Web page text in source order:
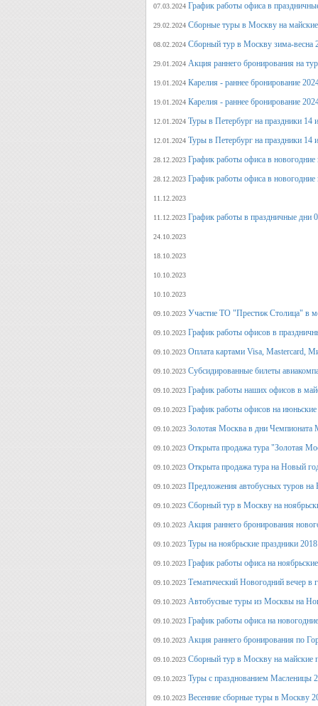
07.03.2024 График работы офиса в
29.02.2024 Сборные туры в Москву на
08.02.2024 Сборный тур в Москву зима-весна
29.01.2024 Акция раннего бронирования на
19.01.2024 Карелия - раннее бронирование
19.01.2024 Карелия - раннее бронирование
12.01.2024 Туры в Петербург на праздники 14
12.01.2024 Туры в Петербург на праздники 14
28.12.2023 График работы офиса в новогодние
28.12.2023 График работы офиса в новогодние
11.12.2023
11.12.2023 График работы в праздничные дни
24.10.2023
18.10.2023
10.10.2023
10.10.2023
09.10.2023 Участие ТО "Престиж Столица" в
09.10.2023 График работы офисов в
09.10.2023 Оплата картами Visa, Mastercard,
09.10.2023 Субсидированные билеты
09.10.2023 График работы наших офисов в
09.10.2023 График работы офисов на
09.10.2023 Золотая Москва в дни Чемпионата
09.10.2023 Открыта продажа тура "Золотая
09.10.2023 Открыта продажа тура на Новый
09.10.2023 Предложения автобусных туров
09.10.2023 Сборный тур в Москву на
09.10.2023 Акция раннего бронирования
09.10.2023 Туры на ноябрьские праздники 2018
09.10.2023 График работы офиса на
09.10.2023 Тематический Новогодний вечер
09.10.2023 Автобусные туры из Москвы на
09.10.2023 График работы офиса на
09.10.2023 Акция раннего бронирования по
09.10.2023 Сборный тур в Москву на майские
09.10.2023 Туры с празднованием Масленицы
09.10.2023 Весенние сборные туры в Москву